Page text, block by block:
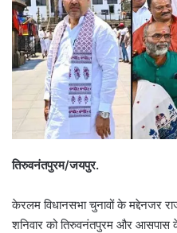
तिरुवनंतपुरम/जयपुर.
केरलम विधानसभा चुनावों के मद्देनजर
शनिवार को तिरुवनंतपुरम और आसपास